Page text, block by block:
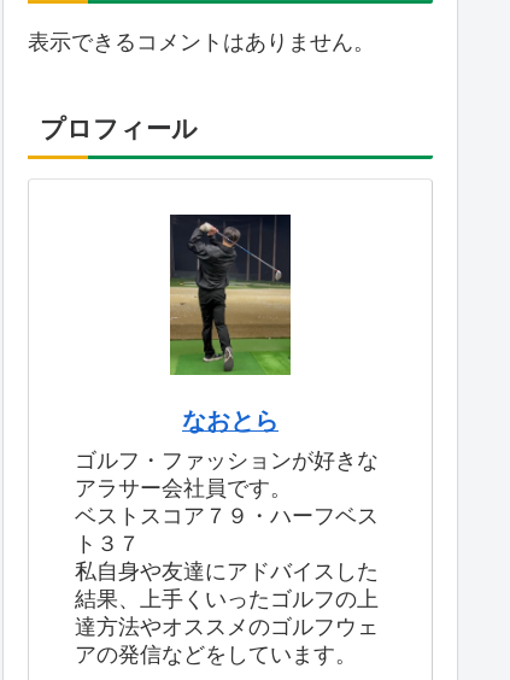
表示できるコメントはありません。
プロフィール
なおとら
ゴルフ・ファッションが好きな
アラサー会社員です。
ベストスコア７９・ハーフベス
ト３７
私自身や友達にアドバイスした
結果、上手くいったゴルフの上
達方法やオススメのゴルフウェ
アの発信などをしています。